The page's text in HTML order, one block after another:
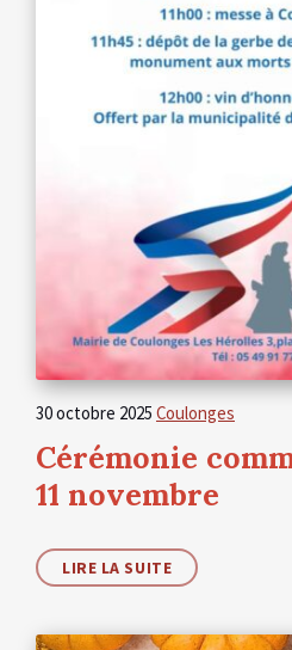
30 octobre 2025 Coulonges
Cérémonie
11 novembre
LIRE LA SUITE